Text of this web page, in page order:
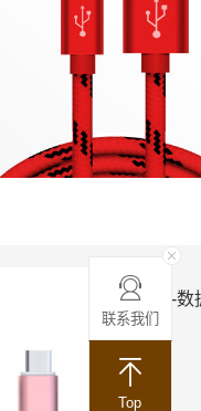
ACC-数
联系我们
Top